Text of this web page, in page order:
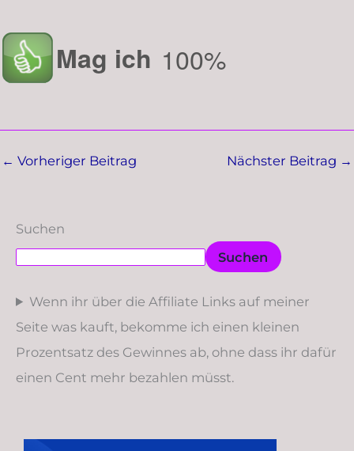
Mag ich 100%
← Vorheriger Beitrag Nächster Beitrag →
Suchen
Suchen
Wenn ihr über die Affiliate Links auf meiner
Seite was kauft, bekomme ich einen kleinen
Prozentsatz des Gewinnes ab, ohne dass ihr dafür
einen Cent mehr bezahlen müsst.